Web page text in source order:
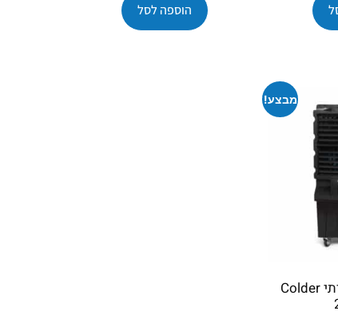
הוספה לסל
מבצע!
מצנן אוויר תעשייתי Colder